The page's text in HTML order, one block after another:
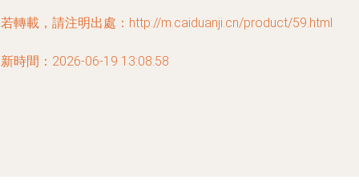
轉載，請注明出處：http://m.caiduanji.cn/product/59.html
時間：2026-06-19 13:08:58